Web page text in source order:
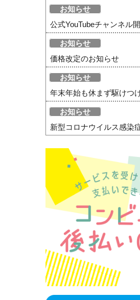
お知らせ
公式YouTubeチャンネル
お知らせ
価格改定のお知らせ
お知らせ
年末年始も休まず駆けつ
お知らせ
新型コロナウイルス感染